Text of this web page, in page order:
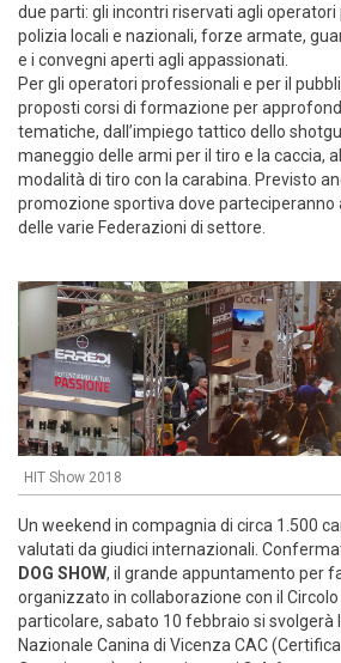
due parti: gli incontri riservati agli
polizia locali e nazionali, forze armate,
e i convegni aperti agli appassionati.
Per gli operatori professionali e per il
proposti corsi di formazione per
tematiche, dall’impiego tattico dello
maneggio delle armi per il tiro e la caccia,
modalità di tiro con la carabina. Previsto
promozione sportiva dove parteciperanno
delle varie Federazioni di settore.
HIT Show 2018
Un weekend in compagnia di circa 1.500
valutati da giudici internazionali.
DOG SHOW, il grande appuntamento per
organizzato in collaborazione con il
particolare, sabato 10 febbraio si svolgerà
Nazionale Canina di Vicenza CAC